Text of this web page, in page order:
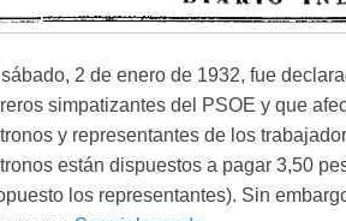
2 de enero de 1932, fue
simpatizantes del PSOE y que
y representantes de los
están dispuestos a pagar 3,50
los representantes). Sin